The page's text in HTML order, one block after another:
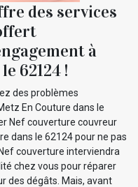
des services
à
62124 !
des problèmes
En Couture dans le
Nef couverture couvreur
dans le 62124 pour ne pas
couverture interviendra
chez vous pour réparer
des dégâts. Mais, avant